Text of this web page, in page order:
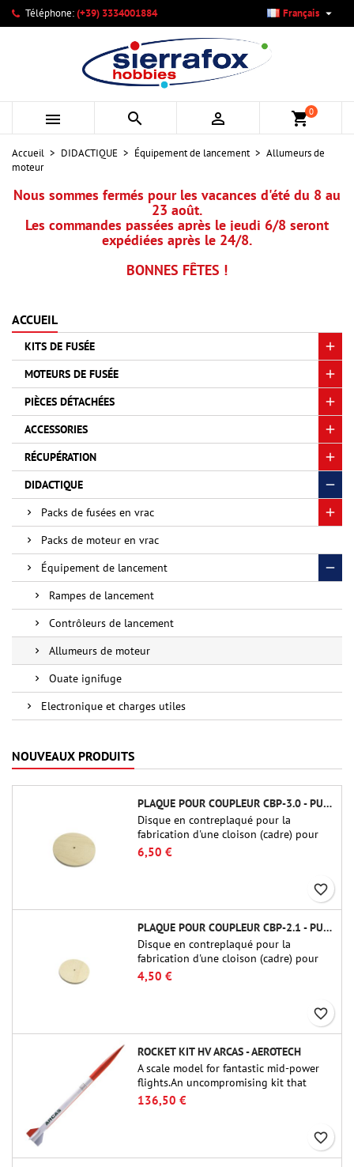
Téléphone:(+39) 3334001884 Français 
   shopping_cart0
Accueil DIDACTIQUE Équipement de lancement
Allumeurs de
moteur
Nous sommes fermés pour les vacances d'été du 8 au
23 août.
Les commandes passées après le jeudi 6/8 seront
expédiées après le 24/8.
BONNES FÊTES !
ACCUEIL
KITS DE FUSÉE
MOTEURS DE FUSÉE
PIÈCES DÉTACHÉES
ACCESSORIES
RÉCUPÉRATION
DIDACTIQUE
Packs de fusées en vrac
Packs de moteur en vrac
Équipement de lancement
Rampes de lancement
Contrôleurs de lancement
Allumeurs de moteur
Ouate ignifuge
Electronique et charges utiles
NOUVEAUX PRODUITS
PLAQUE POUR COUPLEUR CBP-3.0 - PUBLIC MISSILES LTD.
Disque en contreplaqué pour la
fabrication d'une cloison (cadre) pour
raccords tubulaires de 75 mm de Public
Missiles Ltd. (PT-3.0/QT-3.0)
6,50 €
favorite_border
PLAQUE POUR COUPLEUR CBP-2.1 - PUBLIC MISSILES LTD.
Disque en contreplaqué pour la
fabrication d'une cloison (cadre) pour
raccords tubulaires de 54 mm de Public
Missiles Ltd. (PT-2.1 ou QT-2.1)
4,50 €
favorite_border
ROCKET KIT HV ARCAS - AEROTECH
A scale model for fantastic mid-power
flights.An uncompromising kit that
allows you to build a replica of one of
the most famous sounding-rocket ever.
136,50 €
favorite_border
Mes listes d'envies ×
Créer une nouvelle liste
((modalTitle)) ×
((confirmMessage))
((cancelText)) ((modalDeleteText))
Créer une liste d'envies ×
Nom de la liste d'envies
Annuler Créer une liste d'envies
Connexion ×
Vous devez être connecté pour ajouter des produits à votre
liste d'envies.
Annuler Connexion